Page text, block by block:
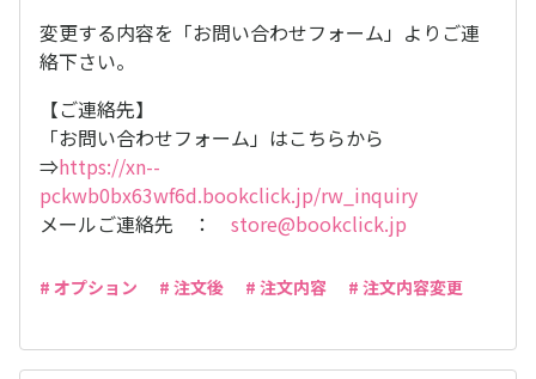
変更する内容を「お問い合わせフォーム」よりご連
絡下さい。
【ご連絡先】
「お問い合わせフォーム」はこちらから
⇒https://xn--
pckwb0bx63wf6d.bookclick.jp/rw_inquiry
メールご連絡先 ： store@bookclick.jp
# オプション # 注文後 # 注文内容 # 注文内容変更